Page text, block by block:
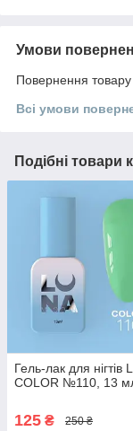
Умови
Повернення
Всі умови
Подібні товари
Гель-лак для нігтів
COLOR №110, 13
125 ₴ 250 ₴